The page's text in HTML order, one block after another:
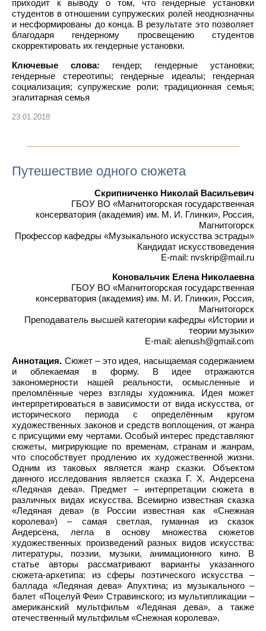
приходит к выводу о том, что гендерные установки
студентов в отношении супружеских ролей неоднозначны
и несформированы до конца. В результате это позволяет
благодаря гендерному просвещению студентов
скорректировать их гендерные установки.
Ключевые слова: гендер; гендерные установки;
гендерные стереотипы; гендерные идеалы; гендерная
социализация; супружеские роли; традиционная семья;
эгалитарная семья
23.01.2018
Путешествие одного сюжета
Скрипниченко Николай Васильевич
ГБОУ ВО «Магнитогорская государственная
консерватория (академия) им. М. И. Глинки», Россия,
Магнитогорск
Профессор кафедры «Музыкального искусства эстрады»
Кандидат искусствоведения
E-mail: nvskrip@mail.ru
Коновальчик Елена Николаевна
ГБОУ ВО «Магнитогорская государственная
консерватория (академия) им. М. И. Глинки», Россия,
Магнитогорск
Преподаватель высшей категории кафедры «Истории и
теории музыки»
E-mail: alenush@gmail.com
Аннотация. Сюжет – это идея, насыщаемая содержанием
и облекаемая в форму. В идее отражаются
закономерности нашей реальности, осмысленные и
преломлённые через взгляды художника. Идея может
интерпретироваться в зависимости от вида искусства, от
исторического периода с определённым кругом
художественных законов и средств воплощения, от жанра
с присущими ему чертами. Особый интерес представляют
сюжеты, мигрирующие по временам, странам и жанрам,
что способствует продлению их художественной жизни.
Одним из таковых является жанр сказки. Объектом
данного исследования является сказка Г. Х. Андерсена
«Ледяная дева». Предмет – интерпретации сюжета в
различных видах искусства. Всемирно известная сказка
«Ледяная дева» (в России известная как «Снежная
королева») – самая светлая, гуманная из сказок
Андерсена, легла в основу множества сюжетов
художественных произведений разных видов искусства:
литературы, поэзии, музыки, анимационного кино. В
статье авторы рассматривают варианты указанного
сюжета-архетипа: из сферы поэтического искусства –
баллада «Ледяная дева» Апухтина; из музыкального –
балет «Поцелуй Феи» Стравинского; из мультипликации –
американский мультфильм «Ледяная дева», а также
отечественный мультфильм «Снежная королева».